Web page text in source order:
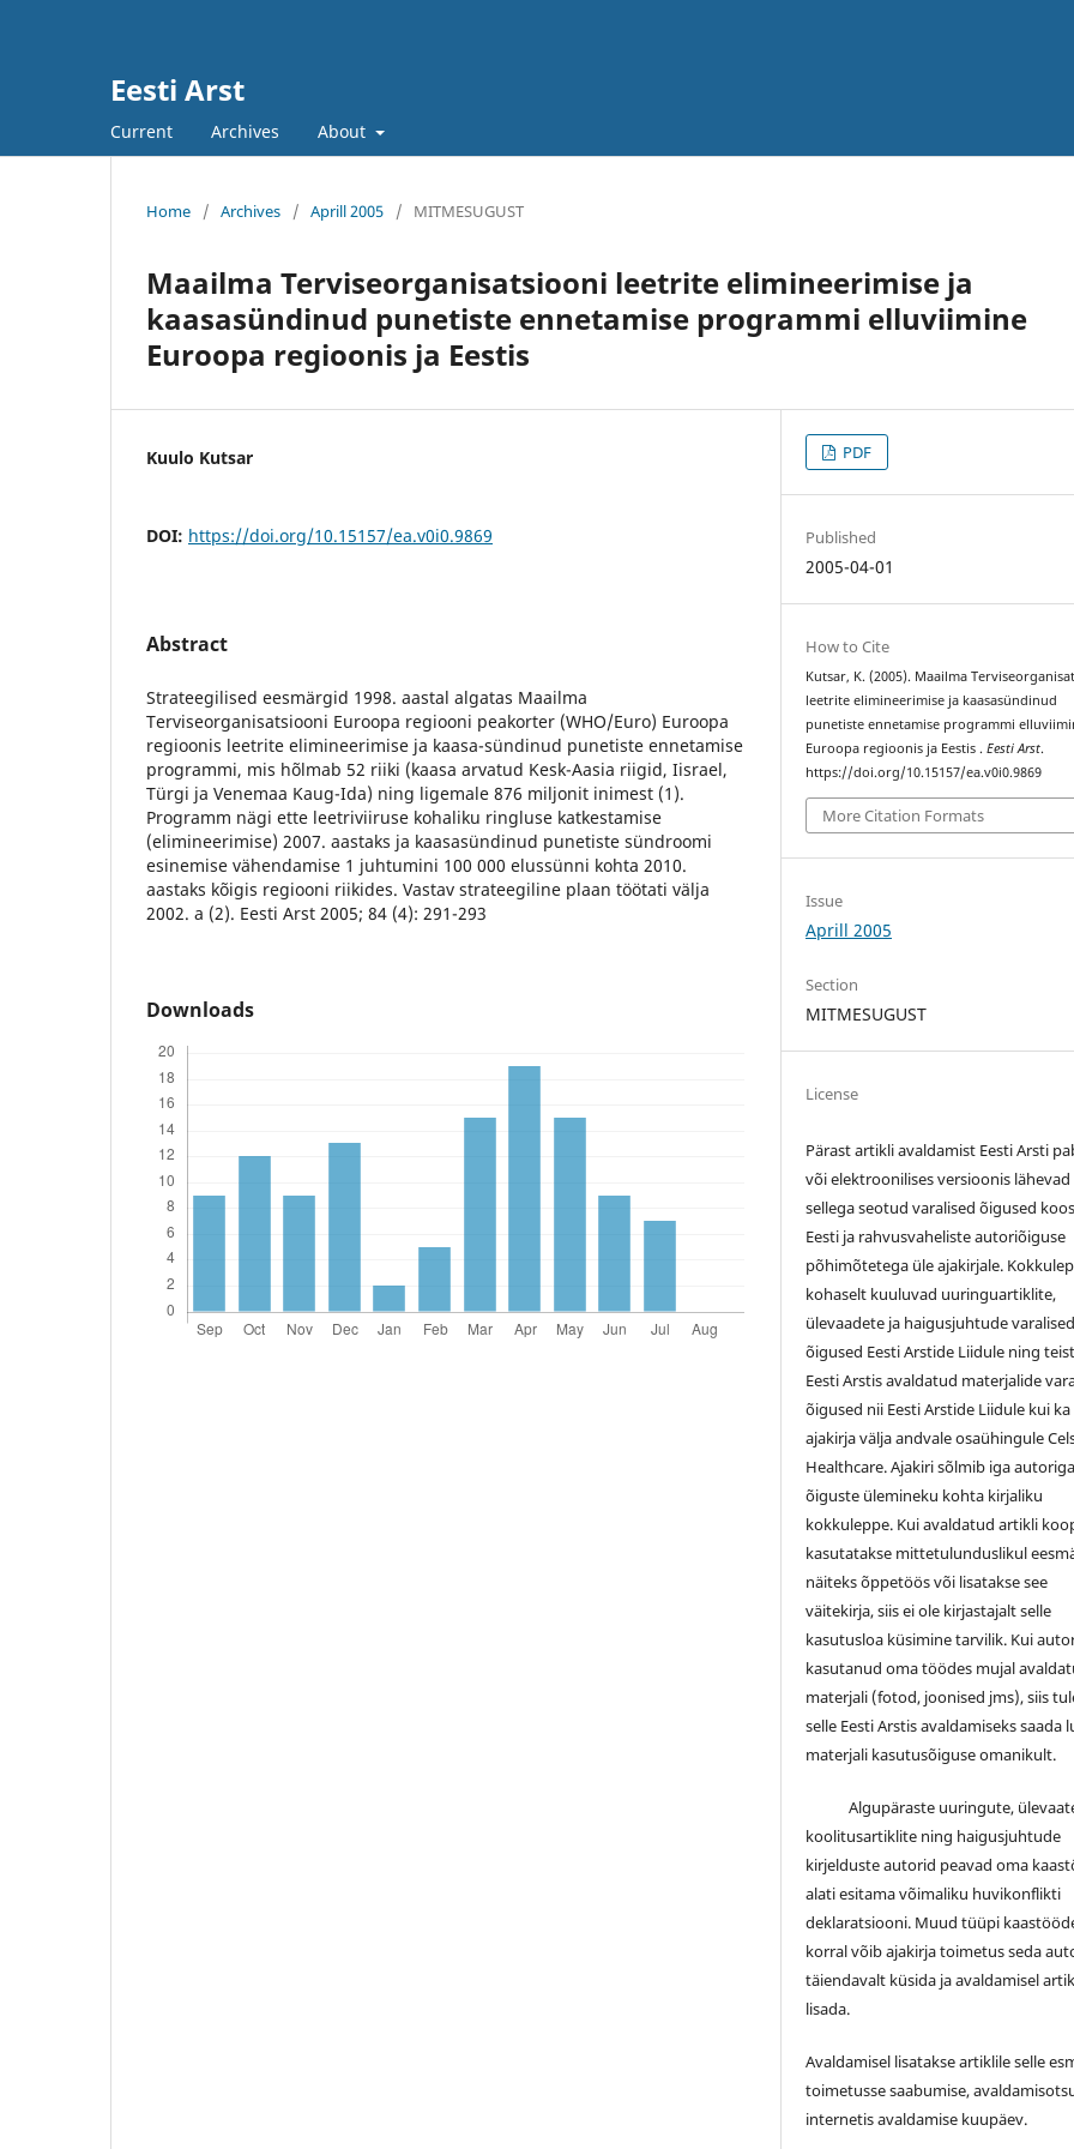
Eesti Arst
Current Archives About
Home / Archives / Aprill 2005 / MITMESUGUST
Maailma Terviseorganisatsiooni leetrite elimineerimise ja
kaasasündinud punetiste ennetamise programmi elluviimine
Euroopa regioonis ja Eestis
Kuulo Kutsar
DOI: https://doi.org/10.15157/ea.v0i0.9869
Abstract
Strateegilised eesmärgid 1998. aastal algatas Maailma
Terviseorganisatsiooni Euroopa regiooni peakorter (WHO/Euro) Euroopa
regioonis leetrite elimineerimise ja kaasa-sündinud punetiste ennetamise
programmi, mis hõlmab 52 riiki (kaasa arvatud Kesk-Aasia riigid, Iisrael,
Türgi ja Venemaa Kaug-Ida) ning ligemale 876 miljonit inimest (1).
Programm nägi ette leetriviiruse kohaliku ringluse katkestamise
(elimineerimise) 2007. aastaks ja kaasasündinud punetiste sündroomi
esinemise vähendamise 1 juhtumini 100 000 elussünni kohta 2010.
aastaks kõigis regiooni riikides. Vastav strateegiline plaan töötati välja
2002. a (2). Eesti Arst 2005; 84 (4): 291-293
Downloads
PDF
Published
2005-04-01
How to Cite
Kutsar, K. (2005). Maailma
leetrite elimineerimise ja kaasasündinud
punetiste ennetamise programmi
Euroopa regioonis ja Eestis .Eesti Arst.
https://doi.org/10.15157/ea.v0i0.9869
More Citation Formats
Issue
Aprill 2005
Section
MITMESUGUST
License
Pärast artikli avaldamist Eesti Arsti
või elektroonilises versioonis lähevad
sellega seotud varalised õigused
Eesti ja rahvusvaheliste autoriõiguse
põhimõtetega üle ajakirjale.
kohaselt kuuluvad uuringuartiklite,
ülevaadete ja haigusjuhtude varalised
õigused Eesti Arstide Liidule ning
Eesti Arstis avaldatud materjalide
õigused nii Eesti Arstide Liidule kui ka
ajakirja välja andvale osaühingule
Healthcare. Ajakiri sõlmib iga autoriga
õiguste ülemineku kohta kirjaliku
kokkuleppe. Kui avaldatud artikli
kasutatakse mittetulunduslikul
näiteks õppetöös või lisatakse see
väitekirja, siis ei ole kirjastajalt selle
kasutusloa küsimine tarvilik. Kui
kasutanud oma töödes mujal
materjali (fotod, joonised jms), siis
selle Eesti Arstis avaldamiseks saada
materjali kasutusõiguse omanikult.
Algupäraste uuringute,
koolitusartiklite ning haigusjuhtude
kirjelduste autorid peavad oma
alati esitama võimaliku huvikonflikti
deklaratsiooni. Muud tüüpi
korral võib ajakirja toimetus seda
täiendavalt küsida ja avaldamisel
lisada.
Avaldamisel lisatakse artiklile selle
toimetusse saabumise,
internetis avaldamise kuupäev.